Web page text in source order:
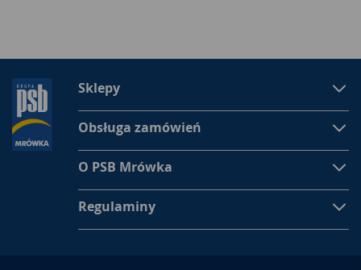
Sklepy
Obsługa zamówień
O PSB Mrówka
Regulaminy